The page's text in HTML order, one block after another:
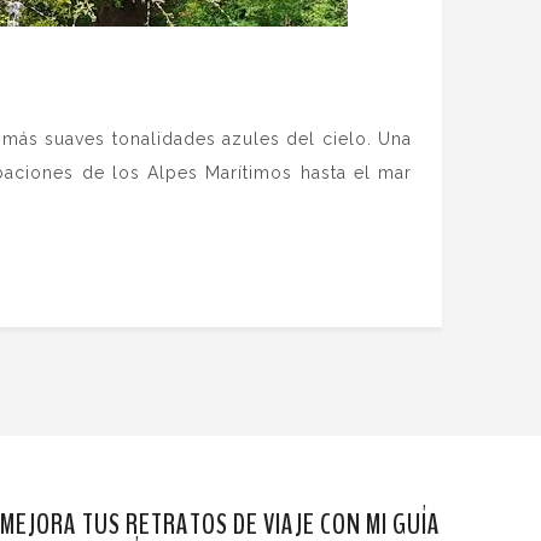
suaves tonalidades azules del cielo. Una
de los Alpes Marítimos hasta el mar
MEJORA TUS RETRATOS DE VIAJE CON MI GUÍA